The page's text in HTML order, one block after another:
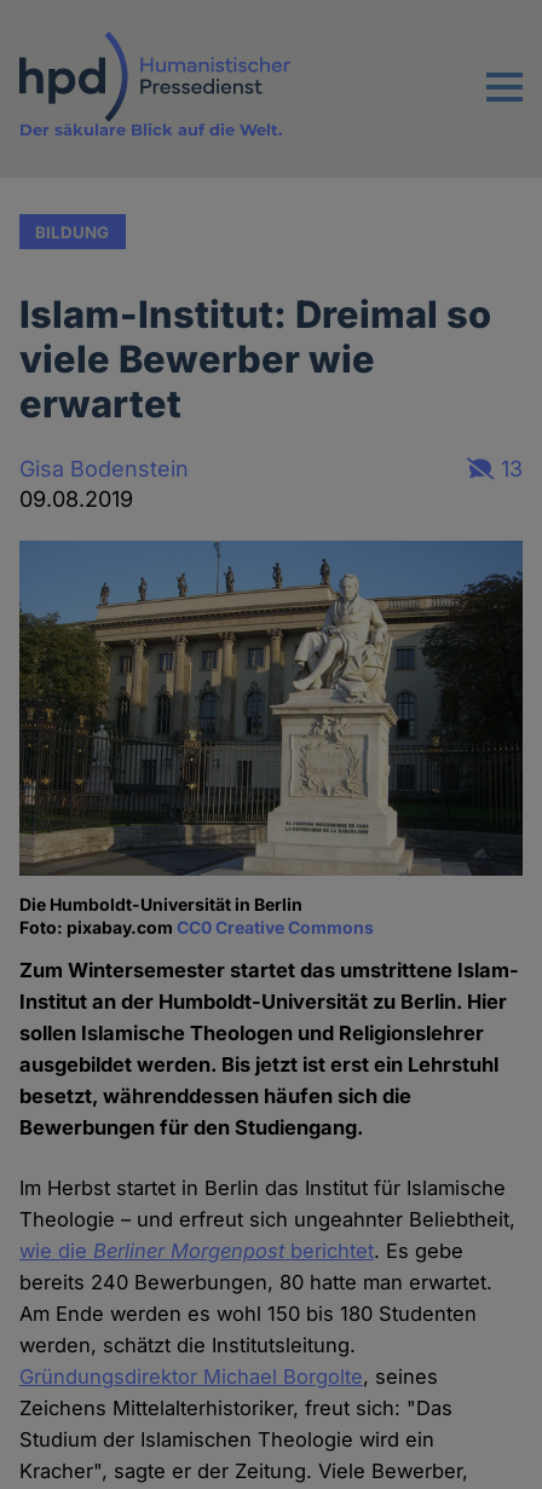
Inhalt
Menu
Der säkulare Blick auf die Welt.
BILDUNG
Islam-Institut: Dreimal so
viele Bewerber wie
erwartet
Gisa Bodenstein
09.08.2019
13
Die Humboldt-Universität in Berlin
Foto: pixabay.comCC0 Creative Commons
Zum Wintersemester startet das umstrittene Islam-
Institut an der Humboldt-Universität zu Berlin. Hier
sollen Islamische Theologen und Religionslehrer
ausgebildet werden. Bis jetzt ist erst ein Lehrstuhl
besetzt, währenddessen häufen sich die
Bewerbungen für den Studiengang.
Im Herbst startet in Berlin das Institut für Islamische
Theologie – und erfreut sich ungeahnter Beliebtheit,
wie die Berliner Morgenpostberichtet. Es gebe
bereits 240 Bewerbungen, 80 hatte man erwartet.
Am Ende werden es wohl 150 bis 180 Studenten
werden, schätzt die Institutsleitung.
Gründungsdirektor Michael Borgolte, seines
Zeichens Mittelalterhistoriker, freut sich: "Das
Studium der Islamischen Theologie wird ein
Kracher", sagte er der Zeitung. Viele Bewerber,